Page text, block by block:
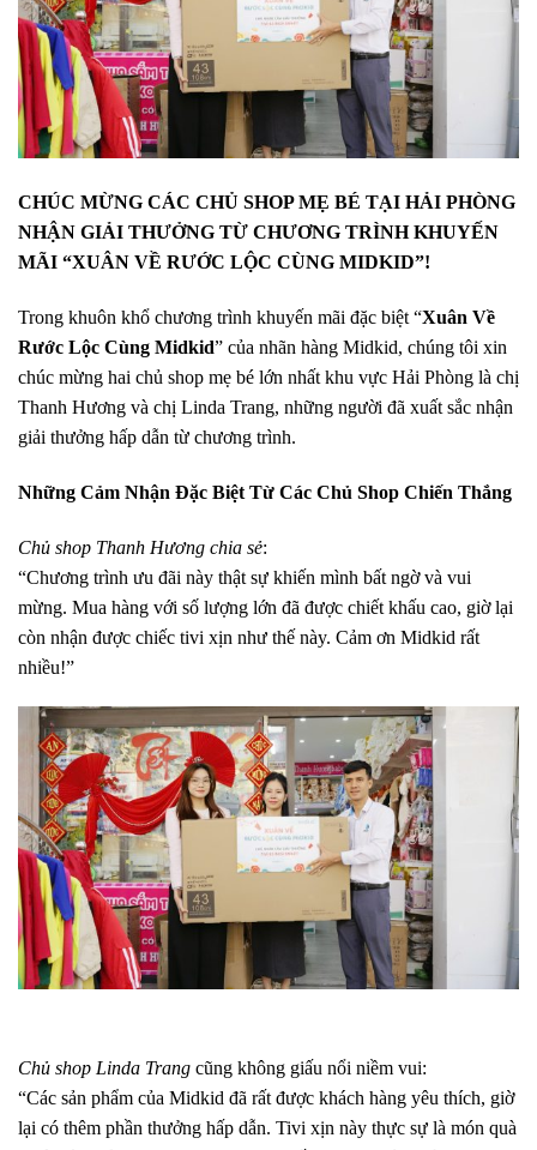
CHÚC MỪNG CÁC CHỦ SHOP MẸ BÉ TẠI HẢI PHÒNG
NHẬN GIẢI THƯỞNG TỪ CHƯƠNG TRÌNH KHUYẾN
MÃI “XUÂN VỀ RƯỚC LỘC CÙNG MIDKID”!
Trong khuôn khổ chương trình khuyến mãi đặc biệt “Xuân Về
Rước Lộc Cùng Midkid” của nhãn hàng Midkid, chúng tôi xin
chúc mừng hai chủ shop mẹ bé lớn nhất khu vực Hải Phòng là chị
Thanh Hương và chị Linda Trang, những người đã xuất sắc nhận
giải thưởng hấp dẫn từ chương trình.
Những Cảm Nhận Đặc Biệt Từ Các Chủ Shop Chiến Thắng
Chủ shop Thanh Hương chia sẻ:
“Chương trình ưu đãi này thật sự khiến mình bất ngờ và vui
mừng. Mua hàng với số lượng lớn đã được chiết khấu cao, giờ lại
còn nhận được chiếc tivi xịn như thế này. Cảm ơn Midkid rất
nhiều!”
Chủ shop Linda Trang cũng không giấu nổi niềm vui:
“Các sản phẩm của Midkid đã rất được khách hàng yêu thích, giờ
lại có thêm phần thưởng hấp dẫn. Tivi xịn này thực sự là món quà